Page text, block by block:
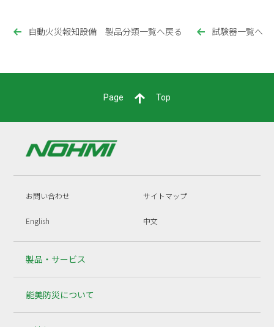
自動火災報知設備 製品分類一覧へ戻る 試験器一覧へ
Page Top
お問い合わせ サイトマップ
English 中文
製品・サービス
能美防災について